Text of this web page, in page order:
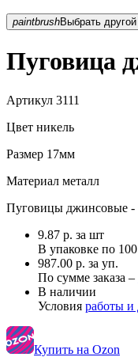
paintbrush
Пуговица
Артикул 3111
Цвет никель
Размер 17мм
Материал металл
Пуговицы джинсовые -
9.87 р. за шт
В упаковке по
987.00 р. за уп.
По сумме заказа –
В наличии
Условия работы и
Купить на Ozon